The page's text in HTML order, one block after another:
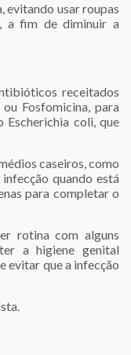
evitando usar roupas
a fim de diminuir a
receitados
Fosfomicina, para
Escherichia coli, que
caseiros, como
quando está
para completar o
rotina com alguns
a higiene genital
evitar que a infecção